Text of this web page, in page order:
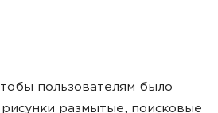
пользователям было
размытые, поисковые